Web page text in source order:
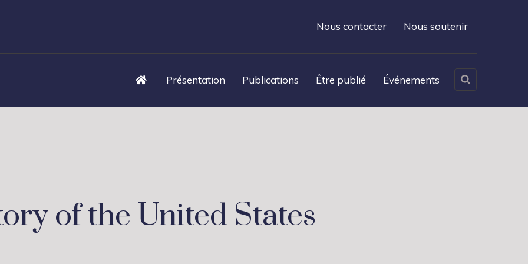
Nous contacter Nous soutenir
Présentation Publications Être publié Événements
of the United States